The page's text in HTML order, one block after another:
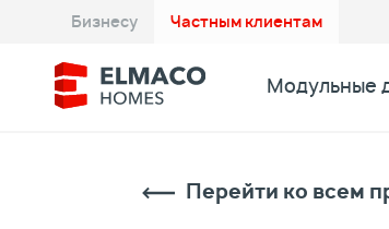
Бизнесу Частным клиентам
Модульные
Перейти ко всем